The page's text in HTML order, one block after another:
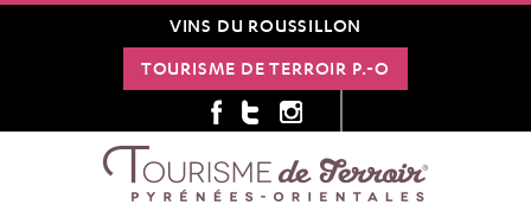
VINS DU ROUSSILLON
TOURISME DE TERROIR P.-O